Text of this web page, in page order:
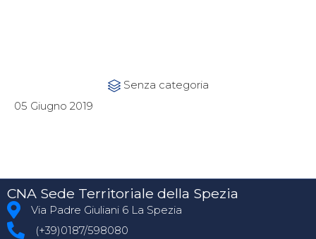
 Category
Senza categoria
05 Giugno 2019
CNA Sede Territoriale della Spezia
Via Padre Giuliani 6 La Spezia
(+39)0187/598080